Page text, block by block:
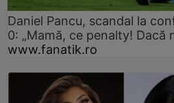
Daniel Pancu, scandal la
0: „Mamă, ce penalty! Dacă
www.fanatik.ro